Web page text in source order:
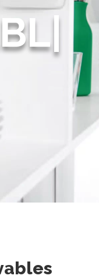
|